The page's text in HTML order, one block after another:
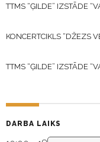
TTMS “ĢILDE” IZSTĀDE
KONCERTCIKLS “DŽEZS
TTMS “ĢILDE” IZSTĀDE
DARBA LAIKS